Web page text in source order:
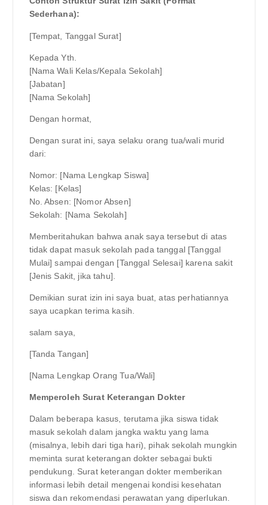
Sederhana):
[Tempat, Tanggal Surat]
Kepada Yth.
[Nama Wali Kelas/Kepala Sekolah]
[Jabatan]
[Nama Sekolah]
Dengan hormat,
Dengan surat ini, saya selaku orang tua/wali murid
dari:
Nomor: [Nama Lengkap Siswa]
Kelas: [Kelas]
No. Absen: [Nomor Absen]
Sekolah: [Nama Sekolah]
Memberitahukan bahwa anak saya tersebut di atas
tidak dapat masuk sekolah pada tanggal [Tanggal
Mulai] sampai dengan [Tanggal Selesai] karena sakit
[Jenis Sakit, jika tahu].
Demikian surat izin ini saya buat, atas perhatiannya
saya ucapkan terima kasih.
salam saya,
[Tanda Tangan]
[Nama Lengkap Orang Tua/Wali]
Memperoleh Surat Keterangan Dokter
Dalam beberapa kasus, terutama jika siswa tidak
masuk sekolah dalam jangka waktu yang lama
(misalnya, lebih dari tiga hari), pihak sekolah mungkin
meminta surat keterangan dokter sebagai bukti
pendukung. Surat keterangan dokter memberikan
informasi lebih detail mengenai kondisi kesehatan
siswa dan rekomendasi perawatan yang diperlukan.